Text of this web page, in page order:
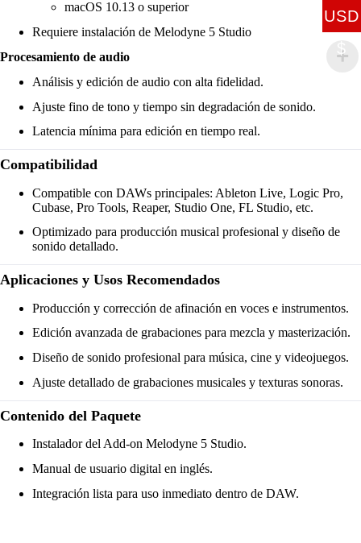
macOS 10.13 o superior
Requiere instalación de Melodyne 5 Studio
Procesamiento de audio
Análisis y edición de audio con alta fidelidad.
Ajuste fino de tono y tiempo sin degradación de sonido.
Latencia mínima para edición en tiempo real.
Compatibilidad
Compatible con DAWs principales: Ableton Live, Logic Pro,
Cubase, Pro Tools, Reaper, Studio One, FL Studio, etc.
Optimizado para producción musical profesional y diseño de
sonido detallado.
Aplicaciones y Usos Recomendados
Producción y corrección de afinación en voces e instrumentos.
Edición avanzada de grabaciones para mezcla y masterización.
Diseño de sonido profesional para música, cine y videojuegos.
Ajuste detallado de grabaciones musicales y texturas sonoras.
Contenido del Paquete
Instalador del Add-on Melodyne 5 Studio.
Manual de usuario digital en inglés.
Integración lista para uso inmediato dentro de DAW.
USD
$